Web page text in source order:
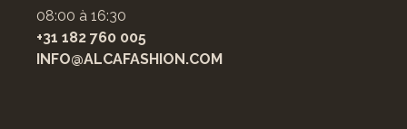
08:00 à 16:30
+31 182 760 005
INFO@ALCAFASHION.COM